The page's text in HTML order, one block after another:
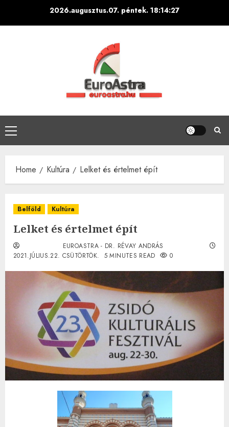
2026.augusztus.07. péntek. 18:14:28
Primary
Menu
Home Kultúra Lelket és értelmet épít
Belföld Kultúra
Lelket és értelmet épít
EUROASTRA - DR. RÉVAY ANDRÁS
2021.JÚLIUS.22. CSÜTÖRTÖK.
5 MINUTES READ 0